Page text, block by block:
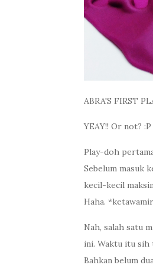
ABRA'S FIRST
YEAY!! Or not? :P
Play-doh
Sebelum masuk
kecil-kecil
Haha.
Nah, salah satu
ini. Waktu itu sih
Bahkan belum